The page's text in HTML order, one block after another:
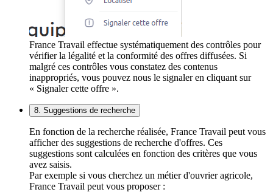
France Travail effectue systématiquement des contrôles pour
vérifier la légalité et la conformité des offres diffusées. Si
malgré ces contrôles vous constatez des contenus
inappropriés, vous pouvez nous le signaler en cliquant sur
« Signaler cette offre ».
8. Suggestions de recherche
En fonction de la recherche réalisée, France Travail peut vous
afficher des suggestions de recherche d'offres. Ces
suggestions sont calculées en fonction des critères que vous
avez saisis.
Par exemple si vous cherchez un métier d'ouvrier agricole,
France Travail peut vous proposer :